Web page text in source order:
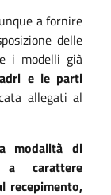
a fornire
delle
i modelli già
e le parti
allegati al
modalità di
a carattere
recepimento,